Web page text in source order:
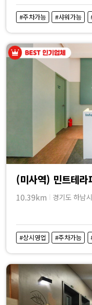
#주차가능 #샤워가능
(미사역) 민트테라
10.39km 경기도 하남시
#상시영업 #주차가능